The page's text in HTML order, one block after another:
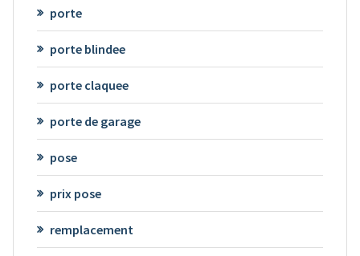
porte
porte blindee
porte claquee
porte de garage
pose
prix pose
remplacement